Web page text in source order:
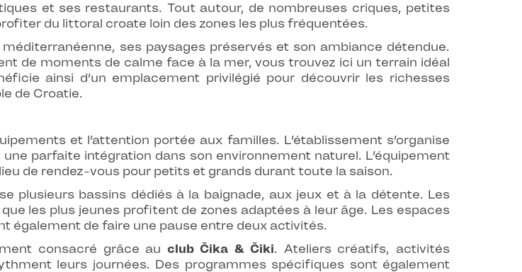
et ses restaurants. Tout autour, de nombreuses criques, petites
du littoral croate loin des zones les plus fréquentées.
ses paysages préservés et son ambiance détendue.
de moments de calme face à la mer, vous trouvez ici un terrain idéal
ainsi d’un emplacement privilégié pour découvrir les richesses
de Croatie.
et l’attention portée aux familles. L’établissement s’organise
parfaite intégration dans son environnement naturel. L’équipement
de rendez-vous pour petits et grands durant toute la saison.
plusieurs bassins dédiés à la baignade, aux jeux et à la détente. Les
les plus jeunes profitent de zones adaptées à leur âge. Les espaces
également de faire une pause entre deux activités.
consacré grâce au club Čika & Čiki. Ateliers créatifs, activités
leurs journées. Des programmes spécifiques sont également